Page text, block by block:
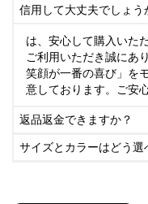
信用して大丈夫でしょう
は、安心して購入いた
ご利用いただき誠にあ
笑顔が一番の喜び」を
意しております。ご安
返品返金できますか？
サイズとカラーはどう選